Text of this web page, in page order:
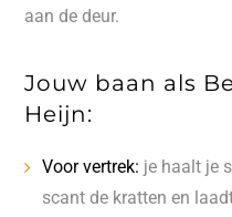
aan de deur.
Jouw baan als
Heijn:
Voor vertrek: je haalt je
scant de kratten en